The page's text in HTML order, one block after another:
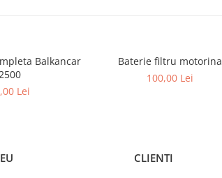
Balkancar
Lei
Baterie filtru motorina
100,00 Lei
CLIENTI